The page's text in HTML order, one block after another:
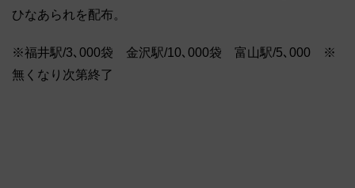
ひなあられを配布。
※福井駅/3､000袋 金沢駅/10､000袋 富山駅/5､000 ※
無くなり次第終了